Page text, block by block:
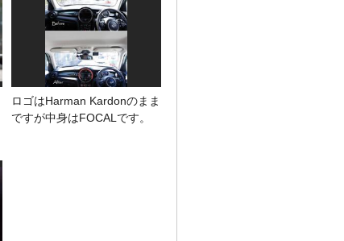
ロゴはHarman Kardonのまま
ですが中身はFOCALです。